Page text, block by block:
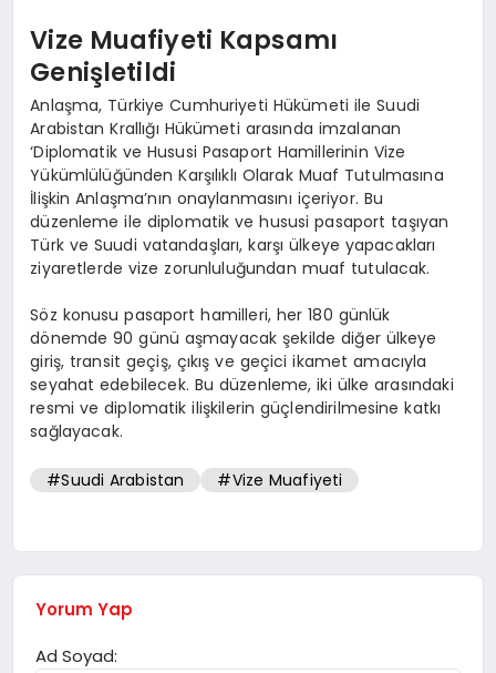
Vize Muafiyeti Kapsamı
Genişletildi
Anlaşma, Türkiye Cumhuriyeti Hükümeti ile Suudi
Arabistan Krallığı Hükümeti arasında imzalanan
‘Diplomatik ve Hususi Pasaport Hamillerinin Vize
Yükümlülüğünden Karşılıklı Olarak Muaf Tutulmasına
İlişkin Anlaşma’nın onaylanmasını içeriyor. Bu
düzenleme ile diplomatik ve hususi pasaport taşıyan
Türk ve Suudi vatandaşları, karşı ülkeye yapacakları
ziyaretlerde vize zorunluluğundan muaf tutulacak.
Söz konusu pasaport hamilleri, her 180 günlük
dönemde 90 günü aşmayacak şekilde diğer ülkeye
giriş, transit geçiş, çıkış ve geçici ikamet amacıyla
seyahat edebilecek. Bu düzenleme, iki ülke arasındaki
resmi ve diplomatik ilişkilerin güçlendirilmesine katkı
sağlayacak.
#Suudi Arabistan #Vize Muafiyeti
Yorum Yap
Ad Soyad: